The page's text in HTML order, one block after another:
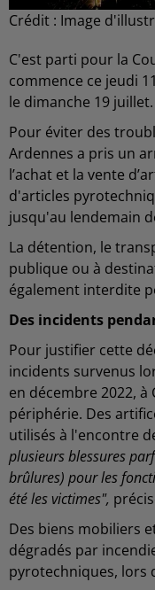
Crédit : Image
C'est parti pour la
commence ce jeudi
le dimanche 19 juillet.
Pour éviter des
Ardennes a pris un
l’achat et la vente
d'articles
jusqu'au lendemain
La détention, le
publique ou à
également interdite
Des incidents
Pour justifier cette
incidents survenus
en décembre 2022, à
périphérie. Des
utilisés à l'encontre
plusieurs blessures
brûlures) pour les
été les victimes",
Des biens mobiliers
dégradés par
pyrotechniques, lors